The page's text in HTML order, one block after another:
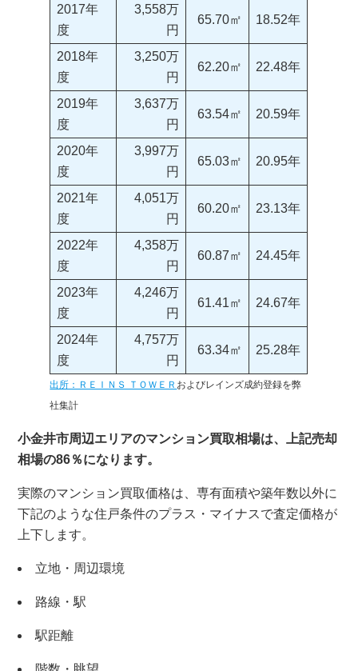
2017年
度
3,558万
円
65.70㎡ 18.52年
2018年
度
3,250万
円
62.20㎡ 22.48年
2019年
度
3,637万
円
63.54㎡ 20.59年
2020年
度
3,997万
円
65.03㎡ 20.95年
2021年
度
4,051万
円
60.20㎡ 23.13年
2022年
度
4,358万
円
60.87㎡ 24.45年
2023年
度
4,246万
円
61.41㎡ 24.67年
2024年
度
4,757万
円
63.34㎡ 25.28年
出所：ＲＥＩＮＳ ＴＯＷＥＲ およびレインズ成約登録を弊
社集計
小金井市周辺エリアのマンション買取相場は、上記売却
相場の86％になります。
実際のマンション買取価格は、専有面積や築年数以外に
下記のような住戸条件のプラス・マイナスで査定価格が
上下します。
立地・周辺環境
路線・駅
駅距離